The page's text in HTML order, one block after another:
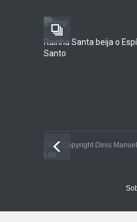
Rainha Santa beija o
Santo
2021 Copyright Dinis
Lda